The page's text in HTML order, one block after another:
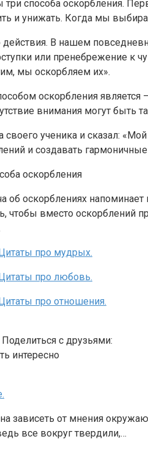
способа оскорбления.
и унижать. Когда мы
действия. В нашем
или пренебрежение к
мы оскорбляем их».
оскорбления
внимания могут быть
своего ученика и сказал:
и создавать
об оскорблениях
чтобы вместо оскорблений
про мудрых.
про любовь.
про отношения.
с друзьями:
интересно
зависеть от мнения
все вокруг твердили,…